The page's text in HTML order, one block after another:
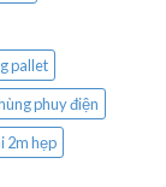
pallet
phuy điện
2m hẹp